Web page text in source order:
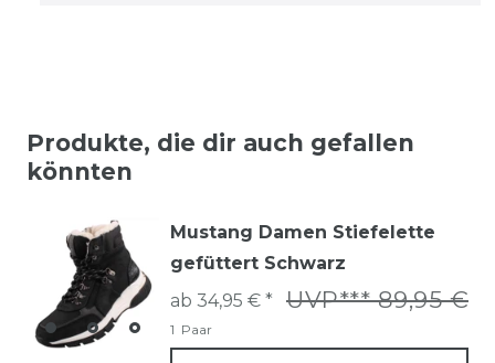
Produkte, die dir auch gefallen
könnten
Mustang Damen Stiefelette
gefüttert Schwarz
UVP*** 89,95 €
ab 34,95 € *
1 Paar